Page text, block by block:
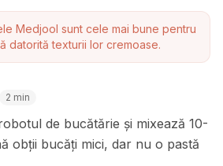
Medjool sunt cele mai bune pentru
datorită texturii lor cremoase.
2 min
de bucătărie și mixează 10-
obții bucăți mici, dar nu o pastă